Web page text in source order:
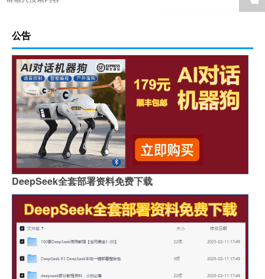
公告
DeepSeek全套部署资料免费下载